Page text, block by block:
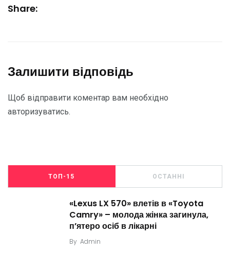
Share:
Залишити відповідь
Щоб відправити коментар вам необхідно
авторизуватись.
ТОП-15 ОСТАННІ
«Lexus LX 570» влетів в «Toyota
Camry» – молода жінка загинула,
п’ятеро осіб в лікарні
By Admin